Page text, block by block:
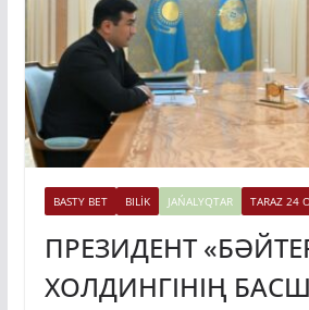
BASTY BET BILİK JAŃALYQTAR TARAZ 24
ПРЕЗИДЕНТ
ХОЛДИНГІНІҢ